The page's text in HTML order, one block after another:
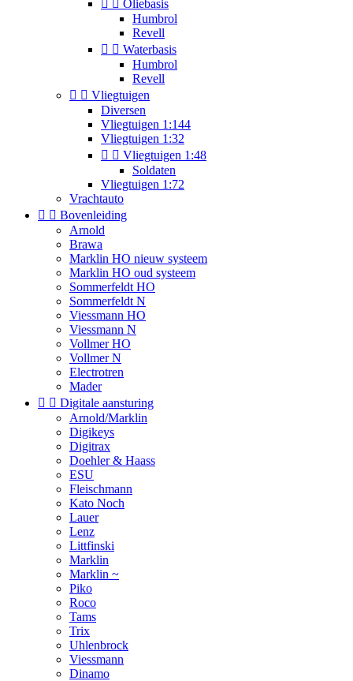
Oliebasis
Humbrol
Revell
  Waterbasis
Humbrol
Revell
  Vliegtuigen
Diversen
Vliegtuigen 1:144
Vliegtuigen 1:32
  Vliegtuigen 1:48
Soldaten
Vliegtuigen 1:72
Vrachtauto
  Bovenleiding
Arnold
Brawa
Marklin HO nieuw systeem
Marklin HO oud systeem
Sommerfeldt HO
Sommerfeldt N
Viessmann HO
Viessmann N
Vollmer HO
Vollmer N
Electrotren
Mader
  Digitale aansturing
Arnold/Marklin
Digikeys
Digitrax
Doehler & Haass
ESU
Fleischmann
Kato Noch
Lauer
Lenz
Littfinski
Marklin
Marklin ~
Piko
Roco
Tams
Trix
Uhlenbrock
Viessmann
Dinamo